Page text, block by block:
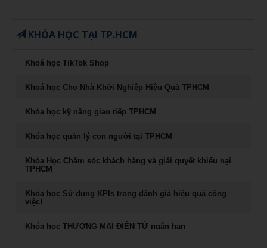
Chuyên Khảo Chiến Lược Dẫn Đầu Trong Kinh Doanh
dương
Khóa học Marketing Digital
khoá học Kỹ Năng Phỏng Vấn Tuyển Dụng
Rèn Luyện Văn Phong Của CEO
Đào tạo Marketing Online Cấp Tốc
KHÓA HỌC TẠI TP.HCM
Khoá học TikTok Shop
Khoá học Cho Nhà Khởi Nghiệp Hiệu Quả TPHCM
Khóa học kỹ năng giao tiếp TPHCM
Khóa học quản lý con người tại TPHCM
Khóa Học Chăm sóc khách hàng và giải quyết khiếu nại
TPHCM
Khóa học Sử dụng KPIs trong đánh giá hiệu quả công
việc!
Khóa học THƯƠNG MẠI ĐIỆN TỬ ngắn hạn